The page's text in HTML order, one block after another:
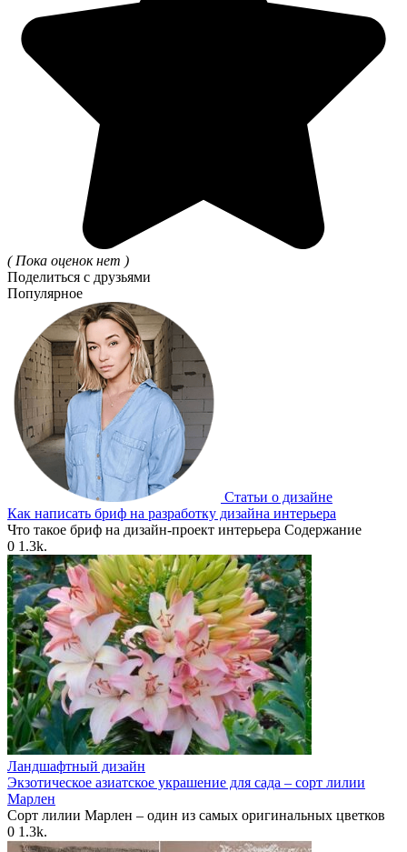
( Пока оценок нет )
Поделиться с друзьями
Популярное
Статьи о дизайне
Как написать бриф на разработку дизайна интерьера
Что такое бриф на дизайн-проект интерьера Содержание
0 1.3k.
Ландшафтный дизайн
Экзотическое азиатское украшение для сада – сорт лилии
Марлен
Сорт лилии Марлен – один из самых оригинальных цветков
0 1.3k.